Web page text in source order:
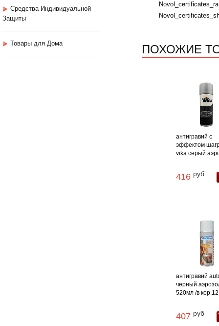
Средства Индивидуальной
Защиты
Товары для Дома ПОХОЖИЕ
антигравий с
эффектом
vika серый
416 руб
антигравий
черный
520мл /в кор.12
407 руб